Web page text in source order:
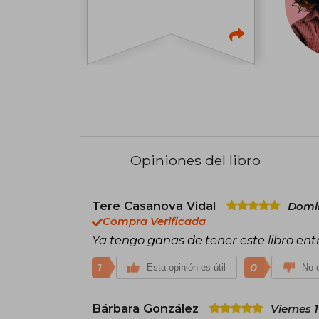
Opiniones del libro
Tere Casanova Vidal
Compra Verificada
Ya tengo ganas de tener este libro
1 Esta opinión es útil 0 No
Bárbara González
Viernes